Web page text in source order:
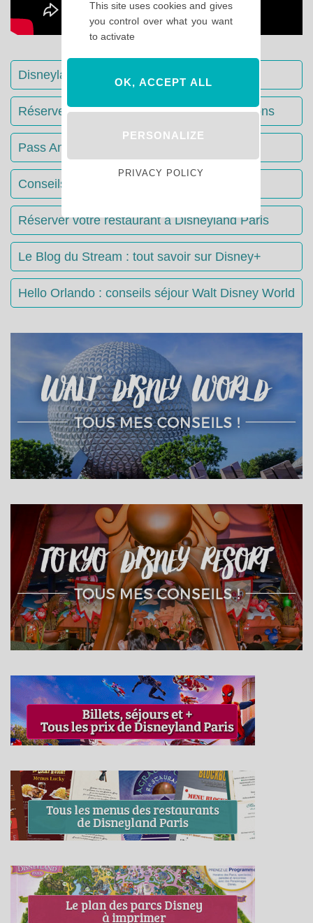
Disneyland Paris : Le guide complet
Réserver votre séjour : toutes les informations
Pass Annuels Disney : informations
Conseils & Astuces Disneyland Paris
Réserver votre restaurant à Disneyland Paris
Le Blog du Stream : tout savoir sur Disney+
Hello Orlando : conseils séjour Walt Disney World
This site uses cookies and gives
you control over what you want
to activate
OK, ACCEPT ALL
PERSONALIZE
PRIVACY POLICY